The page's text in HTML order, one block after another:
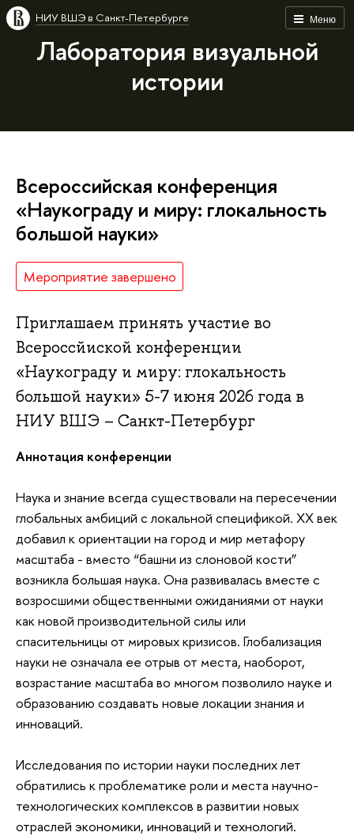
Меню
НИУ ВШЭ в Санкт-Петербурге
Лаборатория визуальной
истории
Всероссийская конференция
«Наукограду и миру: глокальность
большой науки»
Мероприятие завершено
Приглашаем принять участие во
Всероссйиской конференции
«Наукограду и миру: глокальность
большой науки» 5-7 июня 2026 года в
НИУ ВШЭ – Санкт-Петербург
Аннотация конференции
Наука и знание всегда существовали на пересечении
глобальных амбиций с локальной спецификой. XX век
добавил к ориентации на город и мир метафору
масштаба - вместо “башни из слоновой кости”
возникла большая наука. Она развивалась вместе с
возросшими общественными ожиданиями от науки
как новой производительной силы или
спасительницы от мировых кризисов. Глобализация
науки не означала ее отрыв от места, наоборот,
возрастание масштаба во многом позволило науке и
образованию создавать новые локации знания и
инноваций.
Исследования по истории науки последних лет
обратились к проблематике роли и места научно-
технологических комплексов в развитии новых
отраслей экономики, инноваций и технологий.